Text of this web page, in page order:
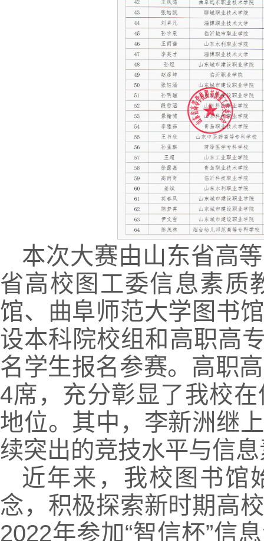
本次大赛由山东省高
省高校图工委信息素质
馆、曲阜师范大学图书
设本科院校组和高职高
名学生报名参赛。高职
4席，充分彰显了我校
地位。其中，李新洲继
续突出的竞技水平与信
近年来，我校图书馆
念，积极探索新时期高
2022年参加“智信杯”信